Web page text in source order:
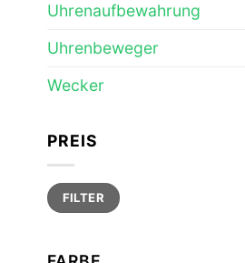
Uhrenaufbewahrung
Uhrenbeweger
Wecker
PREIS
Min.
Preis
Max.
PreisFILTER